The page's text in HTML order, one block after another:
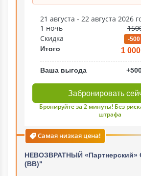
21 августа - 22 августа 2026
1 ночь
Скидка
-
Итого 1
Ваша выгода
Забронировать
Бронируйте за 2 минуты! Без
штрафа
Самая низкая цена!
НЕВОЗВРАТНЫЙ «Партнерский»
(ВВ)"